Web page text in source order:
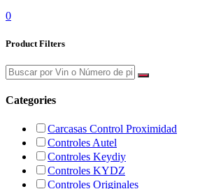
0
Product Filters
Categories
Carcasas Control Proximidad
Controles Autel
Controles Keydiy
Controles KYDZ
Controles Originales